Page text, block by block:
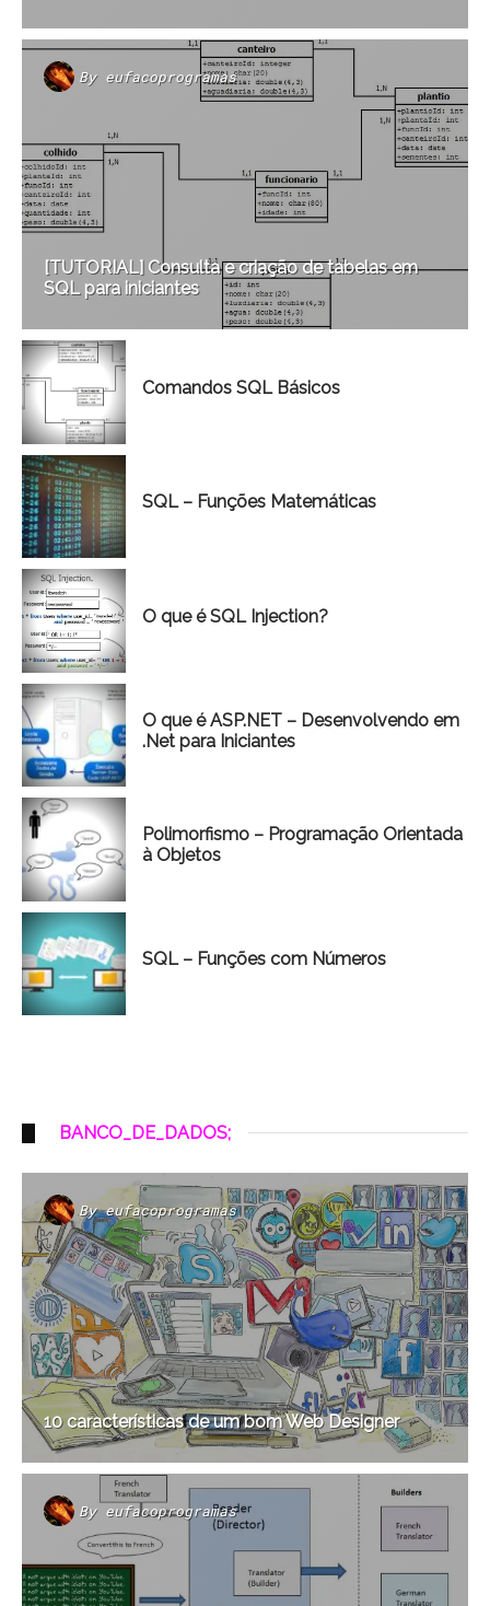
By eufacoprogramas
[TUTORIAL] Consulta e criação de tabelas em
SQL para iniciantes
Comandos SQL Básicos
SQL – Funções Matemáticas
O que é SQL Injection?
O que é ASP.NET – Desenvolvendo em
.Net para Iniciantes
Polimorfismo – Programação Orientada
à Objetos
SQL – Funções com Números
BANCO_DE_DADOS;
Byeufacoprogramas
10 características de um bom Web Designer
By eufacoprogramas